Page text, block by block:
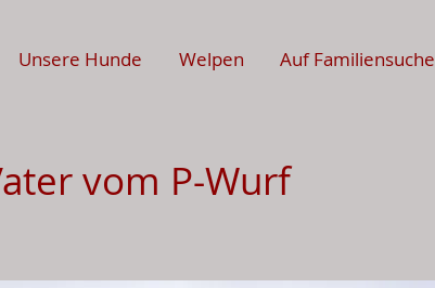
Unsere Hunde Welpen Auf Familiensuche
vom P-Wurf